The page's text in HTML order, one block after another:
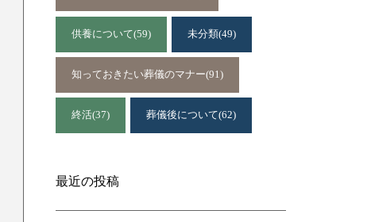
供養について(59) 未分類(49)
知っておきたい葬儀のマナー(91)
終活(37) 葬儀後について(62)
最近の投稿